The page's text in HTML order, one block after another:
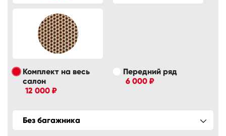
Комплект на весь
салон
12 000 ₽
Передний ряд
6 000 ₽
Без багажника